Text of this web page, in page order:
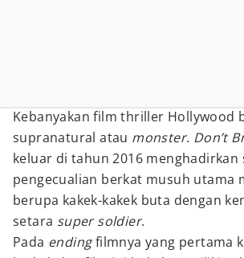
Kebanyakan film thriller Hollywood
supranatural atau monster. Don’t
keluar di tahun 2016 menghadirkan
pengecualian berkat musuh utama
berupa kakek-kakek buta dengan
setara super soldier.
Pada endingfilmnya yang pertama